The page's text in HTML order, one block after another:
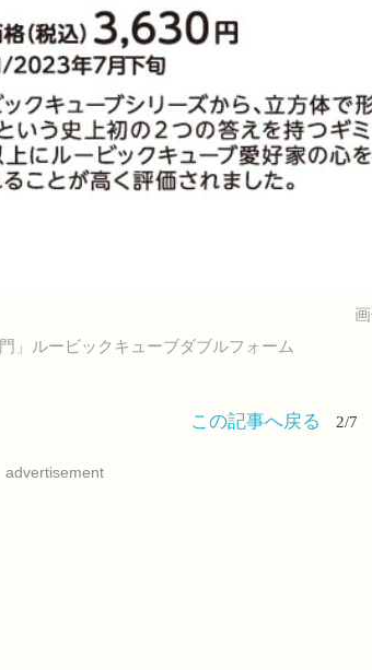
」ルービックキューブダブルフォーム
この記事へ戻る 2/7
advertisement